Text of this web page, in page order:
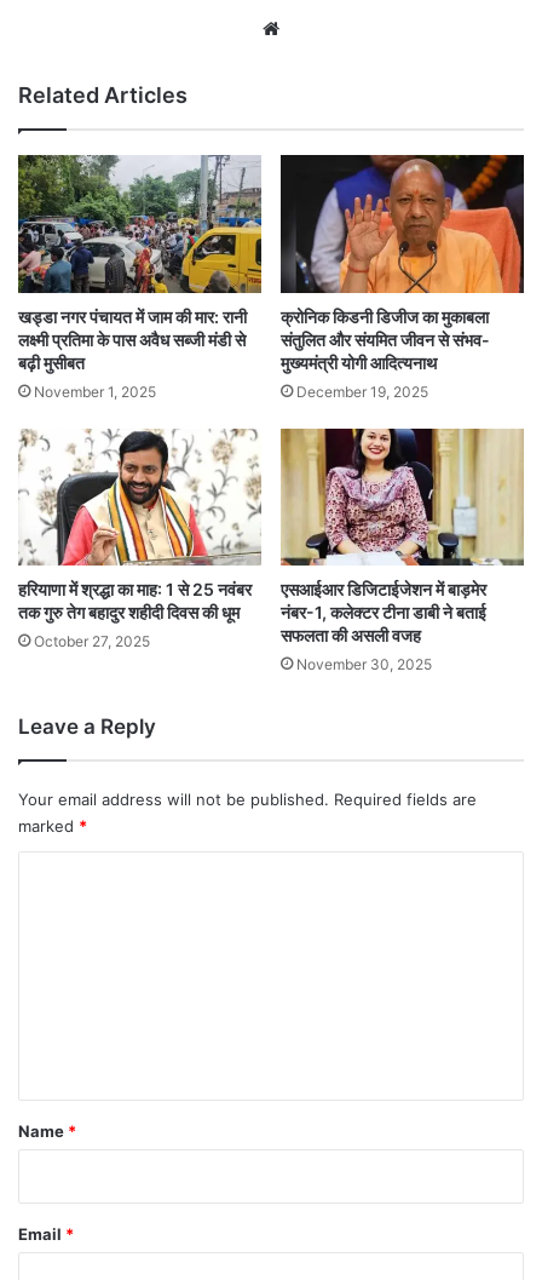
Related Articles
खड्डा नगर पंचायत में जाम की मार: रानी
लक्ष्मी प्रतिमा के पास अवैध सब्जी मंडी से
बढ़ी मुसीबत
November 1, 2025
क्रोनिक किडनी डिजीज का मुकाबला
संतुलित और संयमित जीवन से संभव-
मुख्यमंत्री योगी आदित्यनाथ
December 19, 2025
हरियाणा में श्रद्धा का माह: 1 से 25 नवंबर
तक गुरु तेग बहादुर शहीदी दिवस की धूम
October 27, 2025
एसआईआर डिजिटाईजेशन में बाड़मेर
नंबर-1, कलेक्टर टीना डाबी ने बताई
सफलता की असली वजह
November 30, 2025
Leave a Reply
Your email address will not be published. Required fields are
marked *
*
Name *
Email *